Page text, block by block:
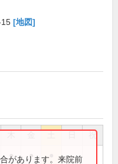
[地図]
祝
● ●
があります。来院前